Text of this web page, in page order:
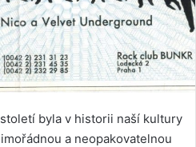
byla v historii naší kultury
a neopakovatelnou